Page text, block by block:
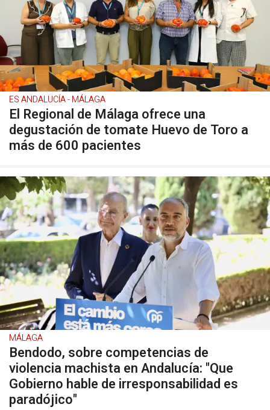
ES ANDALUCÍA - MÁLAGA
El Regional de Málaga ofrece una
degustación de tomate Huevo de Toro a
más de 600 pacientes
MÁLAGA
Bendodo, sobre competencias de
violencia machista en Andalucía: "Que
Gobierno hable de irresponsabilidad es
paradójico"